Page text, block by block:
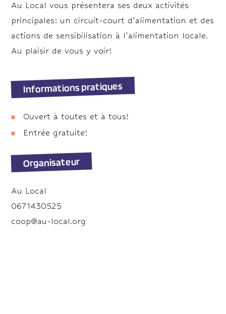
Au Local vous présentera ses deux activités
principales: un circuit-court d’alimentation et des
actions de sensibilisation à l’alimentation locale.
Au plaisir de vous y voir!
Informations pratiques
Ouvert à toutes et à tous!
Entrée gratuite!
Organisateur
Au Local
0671430525
coop@au-local.org